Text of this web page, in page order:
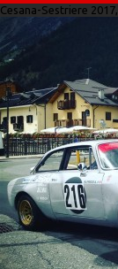
Cesana-Sestriere